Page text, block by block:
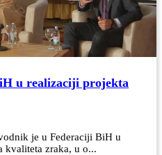
u realizaciji projekta
je u Federaciji BiH u
kvaliteta zraka, u o...